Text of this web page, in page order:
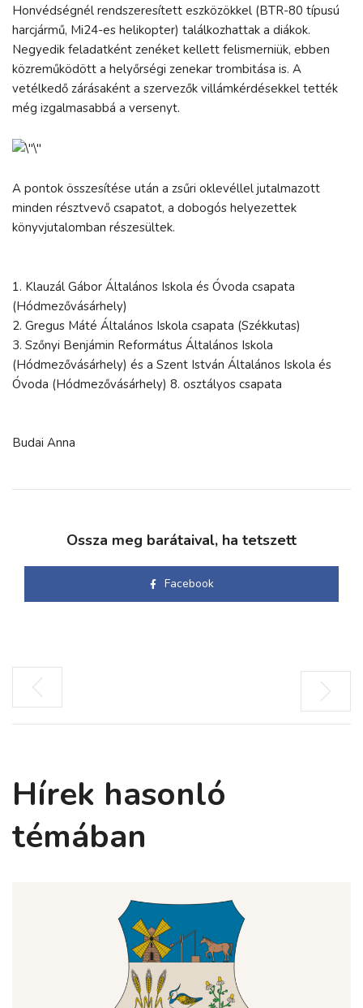
Honvédségnél rendszeresített eszközökkel (BTR-80 típusú
harcjármű, Mi24-es helikopter) találkozhattak a diákok.
Negyedik feladatként zenéket kellett felismerniük, ebben
közreműködött a helyőrségi zenekar trombitása is. A
vetélkedő zárásaként a szervezők villámkérdésekkel tették
még izgalmasabbá a versenyt.
A pontok összesítése után a zsűri oklevéllel jutalmazott
minden résztvevő csapatot, a dobogós helyezettek
könyvjutalomban részesültek.
1. Klauzál Gábor Általános Iskola és Óvoda csapata
(Hódmezővásárhely)
2. Gregus Máté Általános Iskola csapata (Székkutas)
3. Szőnyi Benjámin Református Általános Iskola
(Hódmezővásárhely) és a Szent István Általános Iskola és
Óvoda (Hódmezővásárhely) 8. osztályos csapata
Budai Anna
Ossza meg barátaival, ha tetszett
Facebook
Hírek hasonló
témában